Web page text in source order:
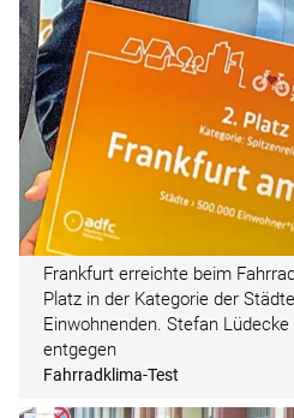
Frankfurt erreichte beim
Platz in der Kategorie der
Einwohnenden. Stefan
entgegen
Fahrradklima-Test